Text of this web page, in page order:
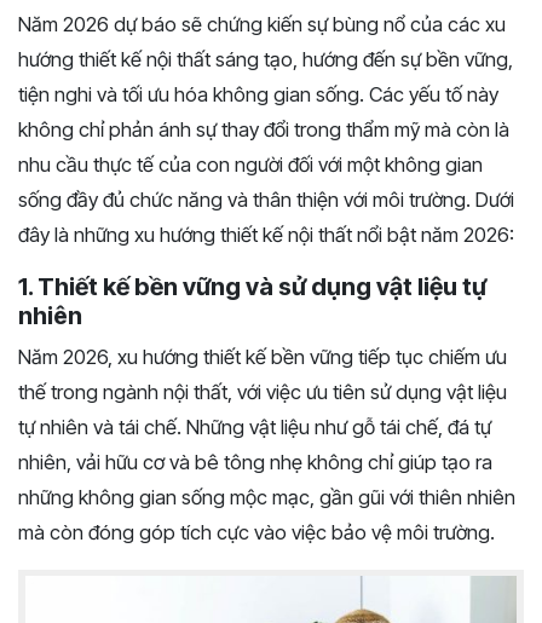
Năm 2026 dự báo sẽ chứng kiến sự bùng nổ của các xu
hướng thiết kế nội thất sáng tạo, hướng đến sự bền vững,
tiện nghi và tối ưu hóa không gian sống. Các yếu tố này
không chỉ phản ánh sự thay đổi trong thẩm mỹ mà còn là
nhu cầu thực tế của con người đối với một không gian
sống đầy đủ chức năng và thân thiện với môi trường. Dưới
đây là những xu hướng thiết kế nội thất nổi bật năm 2026:
1. Thiết kế bền vững và sử dụng vật liệu tự
nhiên
Năm 2026, xu hướng thiết kế bền vững tiếp tục chiếm ưu
thế trong ngành nội thất, với việc ưu tiên sử dụng vật liệu
tự nhiên và tái chế. Những vật liệu như gỗ tái chế, đá tự
nhiên, vải hữu cơ và bê tông nhẹ không chỉ giúp tạo ra
những không gian sống mộc mạc, gần gũi với thiên nhiên
mà còn đóng góp tích cực vào việc bảo vệ môi trường.